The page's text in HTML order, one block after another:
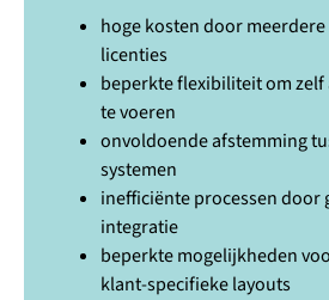
hoge kosten door
licenties
beperkte flexibiliteit om
te voeren
onvoldoende afstemming
systemen
inefficiënte processen door
integratie
beperkte mogelijkheden
klant-specifieke layouts